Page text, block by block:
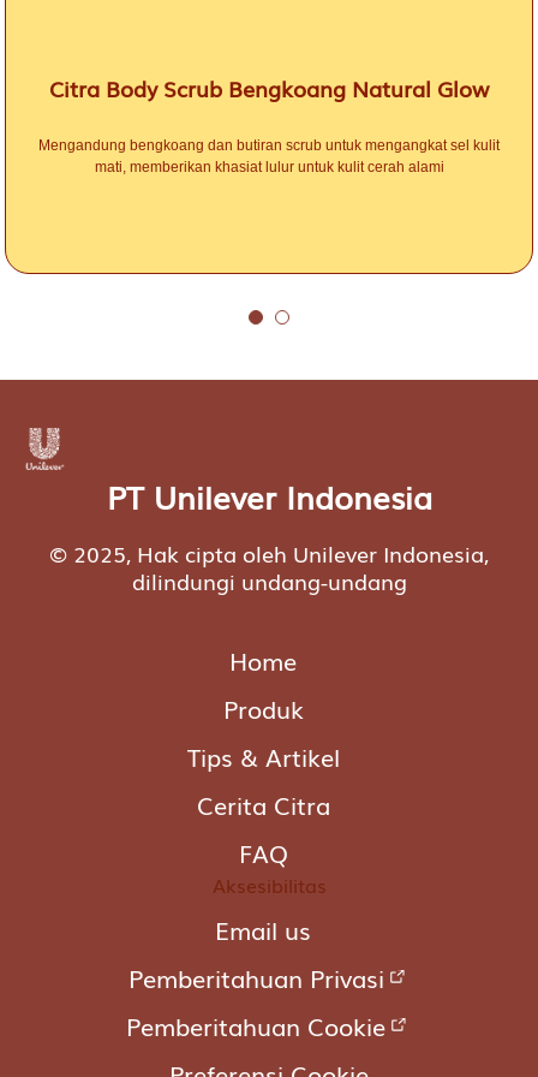
Citra Body Scrub Bengkoang Natural Glow
Mengandung bengkoang dan butiran scrub untuk mengangkat sel kulit
mati, memberikan khasiat lulur untuk kulit cerah alami
PT Unilever Indonesia
© 2025, Hak cipta oleh Unilever Indonesia,
dilindungi undang-undang
Home
Produk
Tips & Artikel
Cerita Citra
FAQ
Aksesibilitas
Email us
Pemberitahuan Privasi
Pemberitahuan Cookie